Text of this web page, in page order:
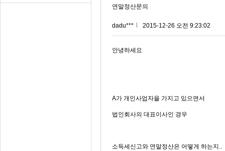
연말정산문의
dadu*** 2015-12-26 오전 9:23:02
안녕하세요
A가 개인사업자을 가지고 있으면서
법인회사의 대표이사인 경우
소득세신고와 연말정산은 어떻게 하는지..